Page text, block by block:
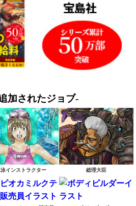
加されたジョブ-
インストラクター 総理大臣